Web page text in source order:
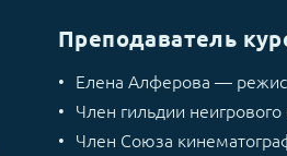
Преподаватель
Елена Алферова —
Член гильдии
Член Союза